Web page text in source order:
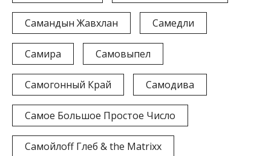
Самандын Жавхлан Самедли
Самира Самовыпел
Самогонный Край Самодива
Самое Большое Простое Число
Самойлоff Глеб & the Matrixx